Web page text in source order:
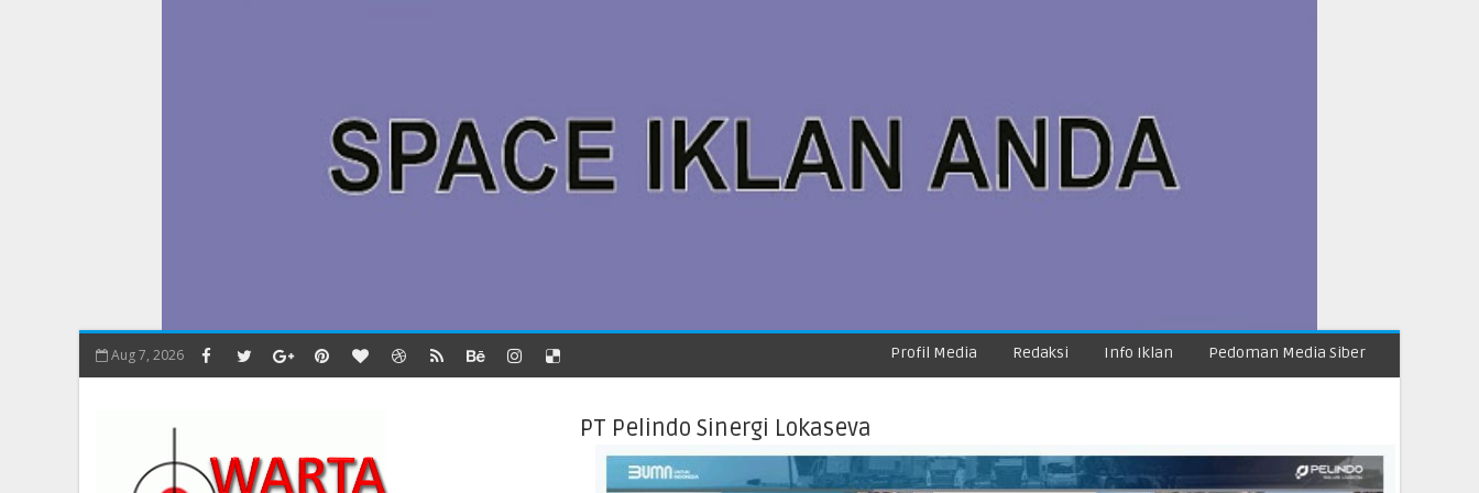
Aug 7, 2026 Profil Media Redaksi Info Iklan Pedoman Media Siber
PT Pelindo Sinergi Lokaseva